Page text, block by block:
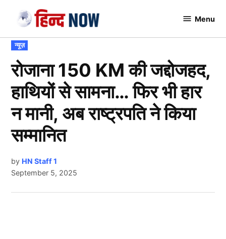
content
Menu
POSTED
IN
न्यूज़
रोजाना 150 KM की जद्दोजहद,
हाथियों से सामना… फिर भी हार
न मानी, अब राष्ट्रपति ने किया
सम्मानित
by HN Staff 1
September 5, 2025